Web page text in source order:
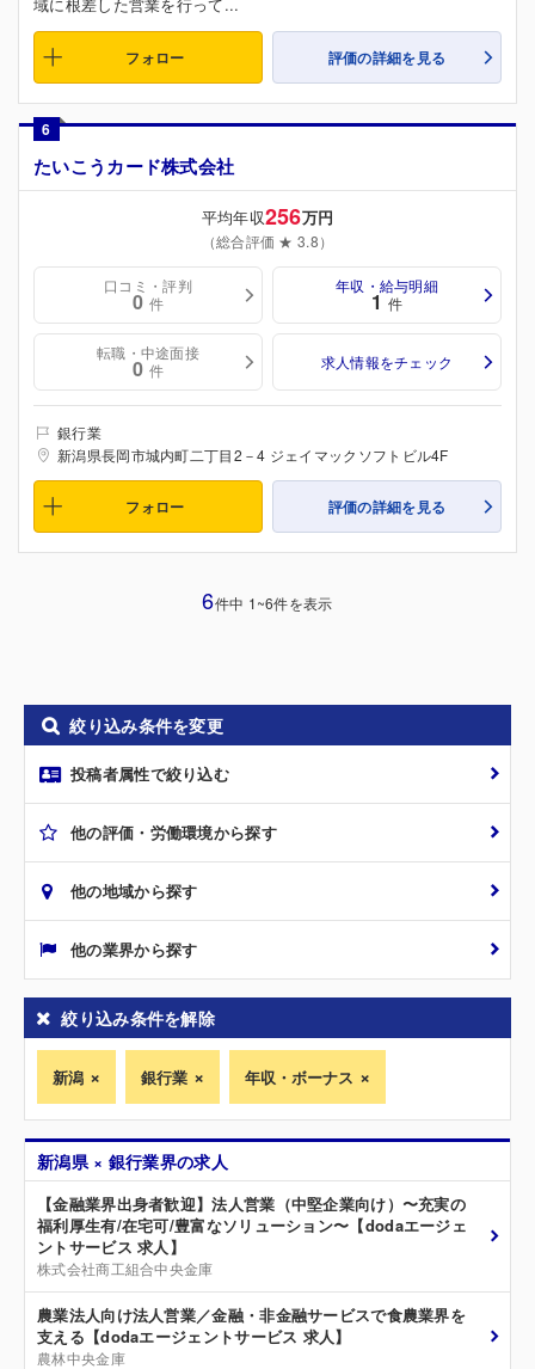
フォロー 評価の詳細を見る
6
たいこうカード株式会社
平均年収256万円
（総合評価 ★ 3.8）
口コミ・評判
0 件
年収・給与明細
1 件
転職・中途面接
0 件 求人情報をチェック
銀行業
新潟県長岡市城内町二丁目2－4 ジェイマックソフトビル4F
フォロー 評価の詳細を見る
6件中 1~6件を表示
絞り込み条件を変更
投稿者属性で絞り込む
他の評価・労働環境から探す
他の地域から探す
他の業界から探す
絞り込み条件を解除
新潟 銀行業 年収・ボーナス
新潟県 × 銀行業界の求人
【金融業界出身者歓迎】法人営業（中堅企業向け）〜充実の
福利厚生有/在宅可/豊富なソリューション〜【dodaエージェ
ントサービス 求人】
株式会社商工組合中央金庫
農業法人向け法人営業／金融・非金融サービスで食農業界を
支える【dodaエージェントサービス 求人】
農林中央金庫